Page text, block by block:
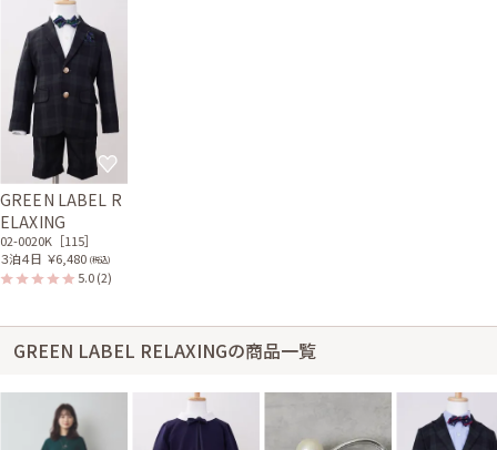
GREEN LABEL R
ELAXING
02-0020K［115］
３泊４日 ￥6,480 (税込)
5.0(2)
GREEN LABEL RELAXINGの商品一覧